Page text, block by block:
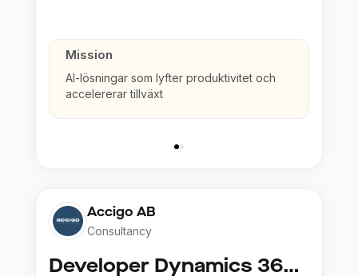
Mission
AI-lösningar som lyfter produktivitet och
accelererar tillväxt
Accigo AB
Consultancy
Developer Dynamics 365 Finance & Supply Chain